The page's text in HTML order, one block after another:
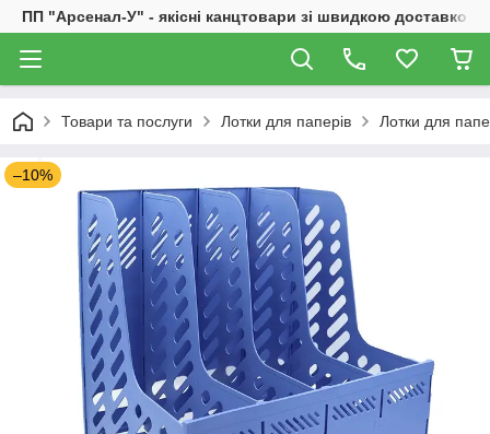
ПП "Арсенал-У" - якісні канцтовари зі швидкою доставкою
Товари та послуги Лотки для паперів Лотки для
–10%